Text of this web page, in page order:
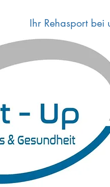
Ihr Rehasport bei